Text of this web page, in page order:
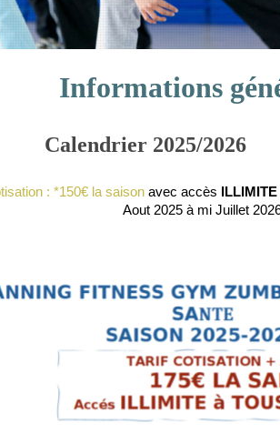
Informations
2025/2026
: *150€ la saison avec accès ILLIMITE
Aout 2025 à mi Juillet